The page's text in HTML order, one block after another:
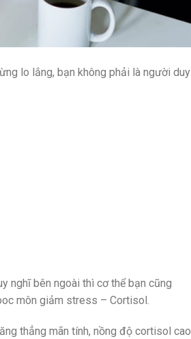
lo lắng, bạn không phải là người duy
nghĩ bên ngoài thì cơ thể bạn cũng
môn giảm stress – Cortisol.
thẳng mãn tính, nồng độ cortisol cao